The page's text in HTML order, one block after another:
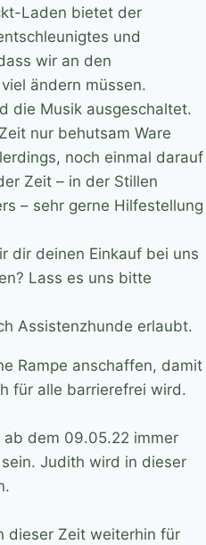
Laden bietet der
und
wir an den
ändern müssen.
die Musik ausgeschaltet.
nur behutsam Ware
noch einmal darauf
Zeit – in der Stillen
– sehr gerne Hilfestellung
dir deinen Einkauf bei uns
Lass es uns bitte
Assistenzhunde erlaubt.
Rampe anschaffen, damit
für alle barrierefrei wird.
ab dem 09.05.22 immer
sein. Judith wird in dieser
dieser Zeit weiterhin für